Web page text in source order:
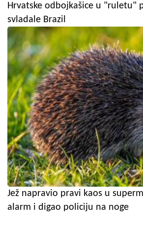
Hrvatske odbojkašice u "ruletu"
svladale Brazil
Jež napravio pravi kaos u
alarm i digao policiju na noge